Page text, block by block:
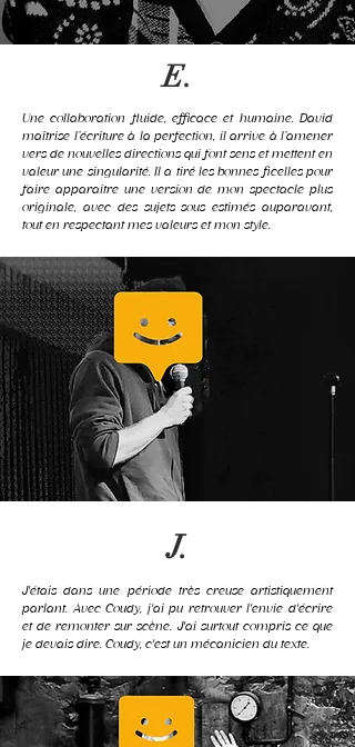
E.
Une collaboration fluide, efficace et humaine. David
maîtrise l’écriture à la perfection, il arrive à l’amener
vers de nouvelles directions qui font sens et mettent en
valeur une singularité. Il a tiré les bonnes ficelles pour
faire apparaitre une version de mon spectacle plus
originale, avec des sujets sous estimés auparavant,
tout en respectant mes valeurs et mon style.
J.
J'étais dans une période très creuse artistiquement
parlant. Avec Coudy, j'ai pu retrouver l'envie d'écrire
et de remonter sur scène. J'ai surtout compris ce que
je devais dire. Coudy, c'est un mécanicien du texte.